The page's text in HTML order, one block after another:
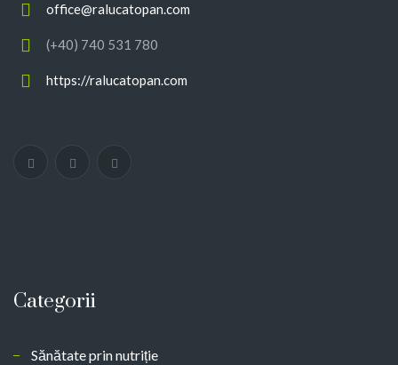
office@ralucatopan.com
(+40) 740 531 780
https://ralucatopan.com
Categorii
Sănătate prin nutriție